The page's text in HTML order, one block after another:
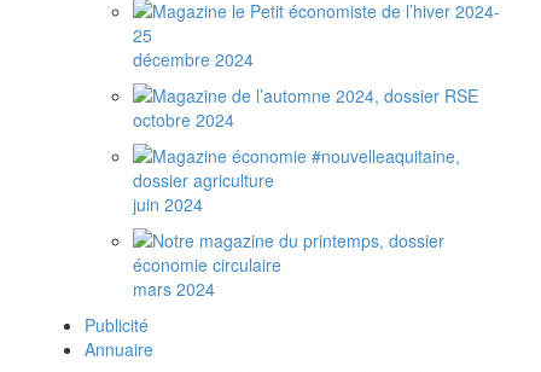
décembre 2024
octobre 2024
juin 2024
mars 2024
Publicité
Annuaire